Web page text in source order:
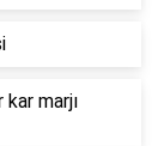
kar marjı